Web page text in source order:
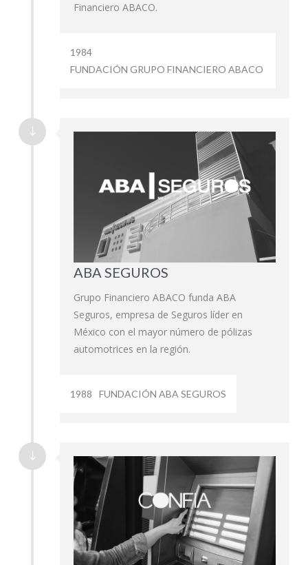
Financiero ABACO.
1984
FUNDACIÓN GRUPO FINANCIERO ABACO
ABA SEGUROS
Grupo Financiero ABACO funda ABA
Seguros, empresa de Seguros líder en
México con el mayor número de pólizas
automotrices en la región.
1988 FUNDACIÓN ABA SEGUROS